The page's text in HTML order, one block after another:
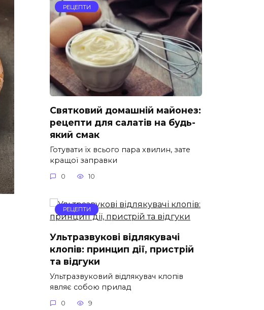
РЕЦЕПТИ
Святковий домашній майонез:
рецепти для салатів на будь-
який смак
Готувати їх всього пара хвилин, зате
кращої заправки
0 10
РЕЦЕПТИ
Ультразвукові відлякувачі
клопів: принцип дії, пристрій
та відгуки
Ультразвуковий відлякувач клопів
являє собою прилад
0 9